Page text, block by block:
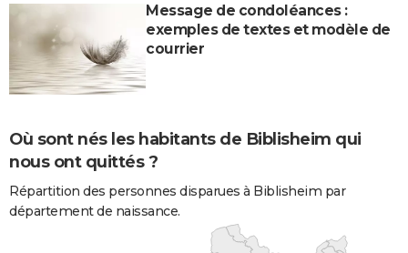
Message de condoléances :
exemples de textes et modèle de
courrier
Où sont nés les habitants de Biblisheim qui
nous ont quittés ?
Répartition des personnes disparues à Biblisheim par
département de naissance.